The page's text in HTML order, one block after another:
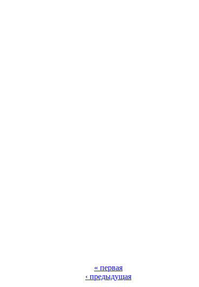
« первая
‹ предыдущая